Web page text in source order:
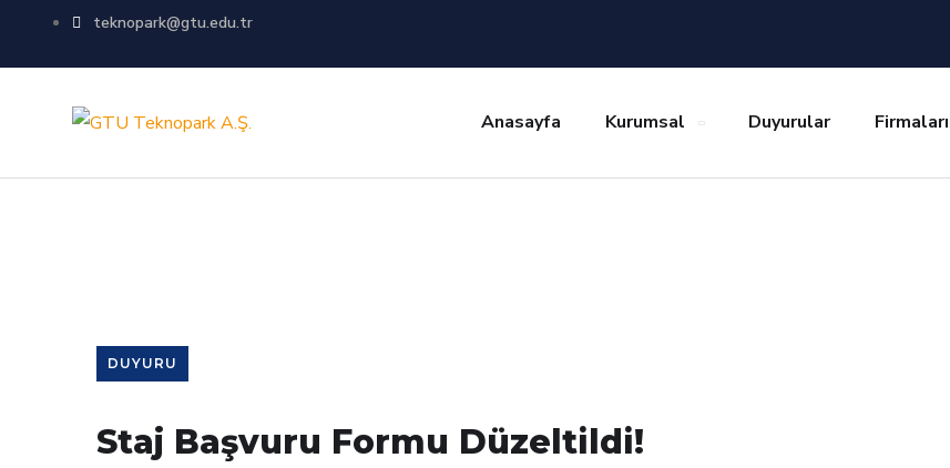
teknopark@gtu.edu.tr
Anasayfa Kurumsal Duyurular
DUYURU
Staj Başvuru Formu Düzeltildi!